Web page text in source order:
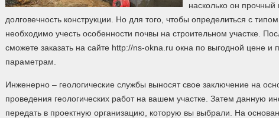
насколько он
долговечность конструкции. Но для того, чтобы определиться с
необходимо учесть особенности почвы на строительном участке.
сможете заказать на сайте http://ns-okna.ru окна по выгодной цене и
параметрам.
Инженерно – геологические службы выносят свое заключение на
проведения геологических работ на вашем участке. Затем данную
передать в проектную организацию, которую вы выбрали. На